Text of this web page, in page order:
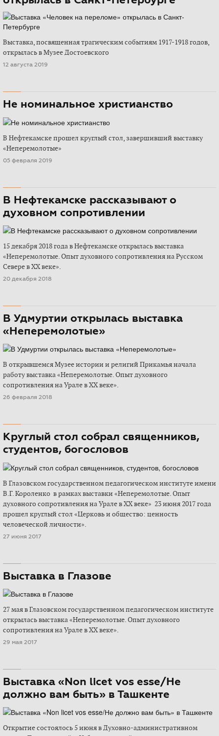
Выставка, посвященная трагическим событиям 1917-1918 годов,
открылась в Музее Достоевского
12 августа 2019
Не номинальное христианство
В Нефтекамске прошел круглый стол, завершивший выставку
«Неперемолотые»
05 февраля 2019
В Нефтекамске рассказывают о
духовном сопротивлении
15 декабря 2018 года в Нефтекамске открылась выставка
«Неперемолотые. Опыт духовного сопротивления на Русском
Севере в ХХ веке».
20 декабря 2018
В Удмуртии открылась выставка
«Неперемолотые»
В открывшемся Музее истории и религий Прикамья начала
работу выставка «Неперемолотые. Опыт духовного
сопротивления на Урале в ХХ веке».
26 февраля 2018
Круглый стол собрал священников,
студентов, богословов
В Глазовском государственном педагогическом институте имени
В.Г. Короленко в рамках выставки «Неперемолотые. Опыт
духовного сопротивления на Урале в ХХ веке» 23 июня 2017 года
прошел круглый стол «Церковь и общество: ценность
человеческой личности».
27 июня 2017
Выставка в Глазове
27 мая в Глазовском государственном педагогическом институте
открылась выставка «Неперемолотые. Опыт духовного
сопротивления на Урале в ХХ веке».
29 мая 2017
Выставка «Non licet vos esse/Не
должно вам быть» в Ташкенте
Открытие состоялось 5 июня в Духовно-административном